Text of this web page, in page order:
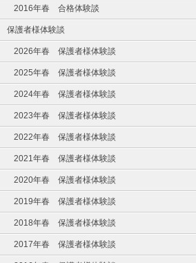
2016年春 合格体験談
保護者様体験談
2026年春 保護者様体験談
2025年春 保護者様体験談
2024年春 保護者様体験談
2023年春 保護者様体験談
2022年春 保護者様体験談
2021年春 保護者様体験談
2020年春 保護者様体験談
2019年春 保護者様体験談
2018年春 保護者様体験談
2017年春 保護者様体験談